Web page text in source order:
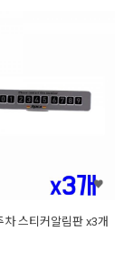
차 스티커알림판 x3개